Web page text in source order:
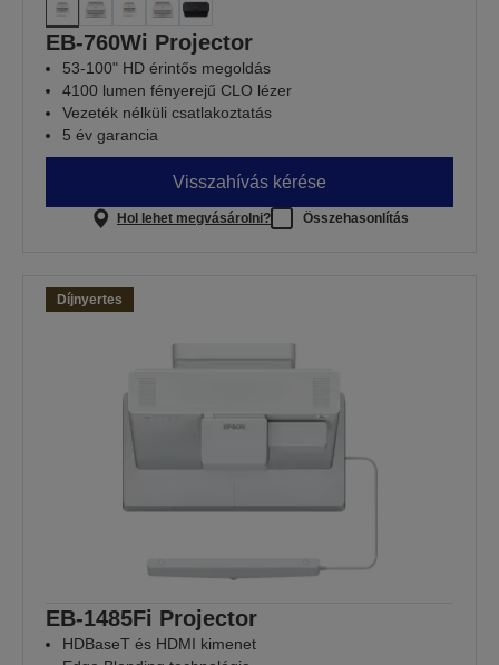
EB-760Wi Projector
53-100" HD érintős megoldás
4100 lumen fényerejű CLO lézer
Vezeték nélküli csatlakoztatás
5 év garancia
Visszahívás kérése
Hol lehet megvásárolni? Összehasonlítás
Díjnyertes
EB-1485Fi Projector
HDBaseT és HDMI kimenet